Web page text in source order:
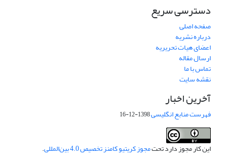
دسترسی سریع
صفحه اصلی
درباره نشریه
اعضای هیات تحریریه
ارسال مقاله
تماس با ما
نقشه سایت
آخرین اخبار
فهرست منابع انگلیسی1398-12-16
این کار مجوز دارد تحتمجوز کریتیو کامنز تخصیص 4.0 بین‌المللی .